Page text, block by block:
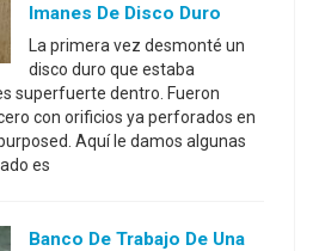
Imanes De Disco Duro
La primera vez desmonté un
disco duro que estaba
superfuerte dentro. Fueron
con orificios ya perforados en
Aquí le damos algunas
es
Banco De Trabajo De Una